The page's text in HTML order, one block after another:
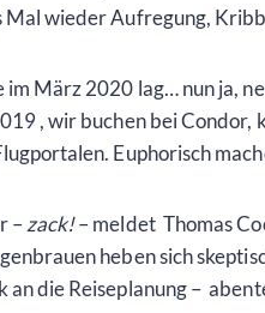
Mal wieder Aufregung,
im März 2020 lag… nun ja,
, wir buchen bei Condor,
Euphorisch
–zack!– meldet Thomas
heben sich
an die Reiseplanung –